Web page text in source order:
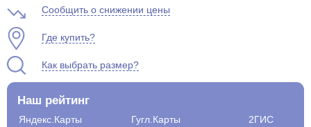
Сообщить о снижении цены
Где купить?
Как выбрать размер?
Наш рейтинг
Яндекс.Карты
Гугл.Карты
2ГИС